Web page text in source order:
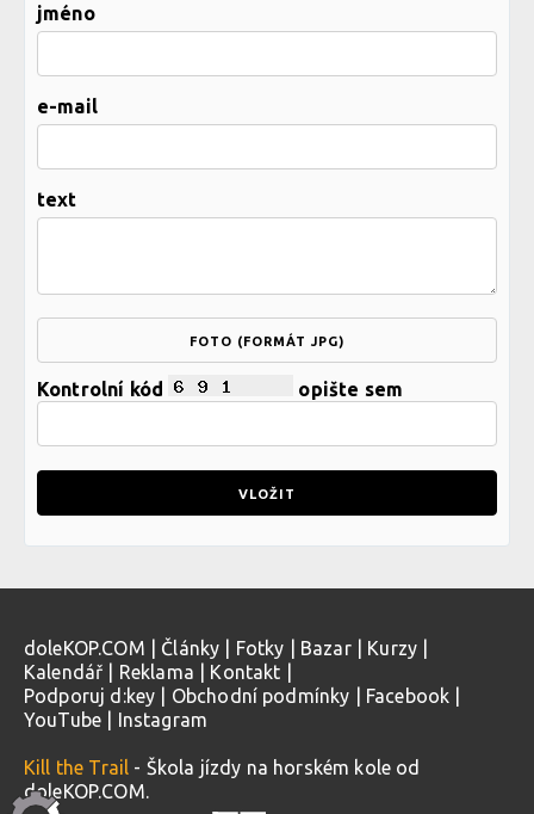
jméno
e-mail
text
FOTO (FORMÁT JPG)
Kontrolní kód opište sem
doleKOP.COM Články Fotky Bazar| Kurzy
Kalendář
Reklama Kontakt
Podporuj d:key
Obchodní podmínky Facebook
YouTube
Instagram
Kill the Trail - Škola jízdy na horském kole od
doleKOP.COM.